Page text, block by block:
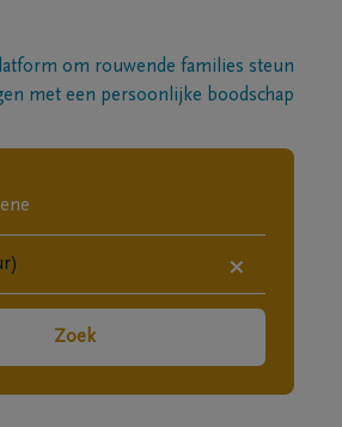
om rouwende families steun
met een persoonlijke boodschap
×
Zoek